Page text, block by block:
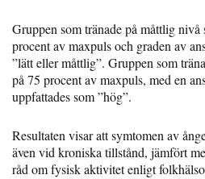
Gruppen som tränade på måttlig
procent av maxpuls och graden av
”lätt eller måttlig”. Gruppen som
på 75 procent av maxpuls, med en
uppfattades som ”hög”.
Resultaten visar att symtomen av
även vid kroniska tillstånd, jämfört
råd om fysisk aktivitet enligt